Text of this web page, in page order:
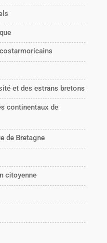
et des estrans bretons
continentaux de
de Bretagne
citoyenne